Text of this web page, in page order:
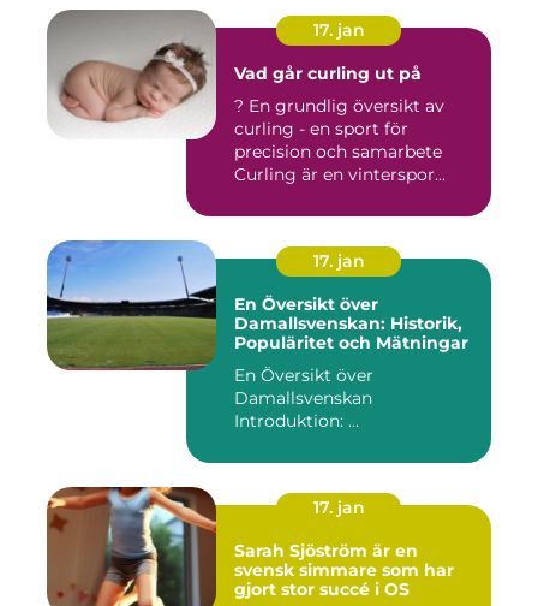
17. jan
Vad går curling ut på
? En grundlig översikt av
curling - en sport för
precision och samarbete
Curling är en vinterspor...
17. jan
En Översikt över
Damallsvenskan: Historik,
Populäritet och Mätningar
En Översikt över
Damallsvenskan
Introduktion: ...
17. jan
Sarah Sjöström är en
svensk simmare som har
gjort stor succé i OS